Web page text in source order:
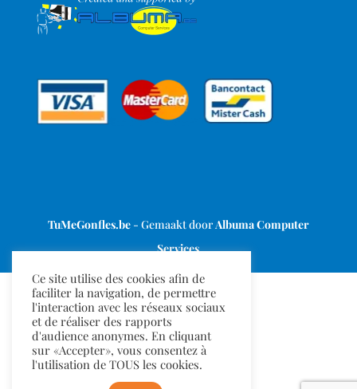
Contrat de Location
Ce site utilise des cookies afin de
faciliter la navigation, de permettre
l'interaction avec les réseaux sociaux
et de réaliser des rapports
d'audience anonymes. En cliquant
sur «Accepter», vous consentez à
l'utilisation de TOUS les cookies.